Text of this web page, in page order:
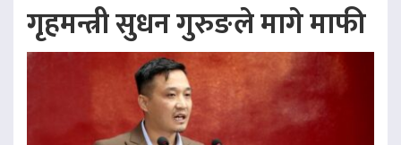
गृहमन्त्री सुधन गुरुङले मागे माफी